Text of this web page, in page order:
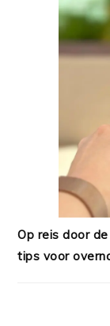
Op reis door
tips voor